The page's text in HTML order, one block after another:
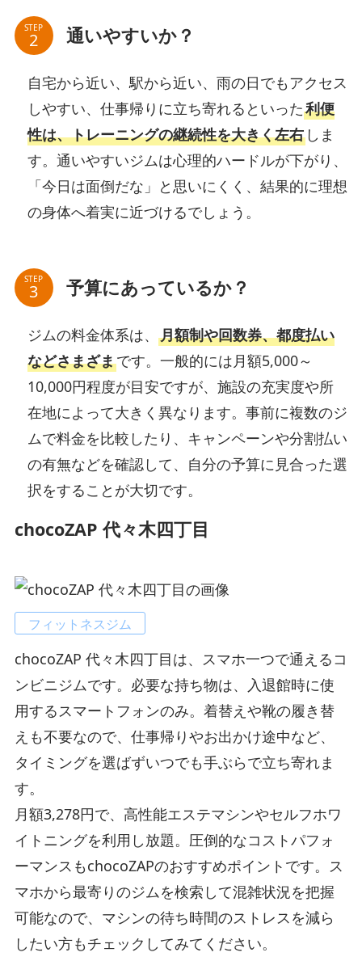
STEP 通いやすいか？
自宅から近い、駅から近い、雨の日でもアクセス
しやすい、仕事帰りに立ち寄れるといった利便
性は、トレーニングの継続性を大きく左右しま
す。通いやすいジムは心理的ハードルが下がり、
「今日は面倒だな」と思いにくく、結果的に理想
の身体へ着実に近づけるでしょう。
STEP 予算にあっているか？
ジムの料金体系は、 月額制や回数券、都度払い
などさまざまです。一般的には月額5,000～
10,000円程度が目安ですが、施設の充実度や所
在地によって大きく異なります。事前に複数のジ
ムで料金を比較したり、キャンペーンや分割払い
の有無などを確認して、自分の予算に見合った選
択をすることが大切です。
chocoZAP 代々木四丁目
フィットネスジム
chocoZAP 代々木四丁目は、スマホ一つで通えるコ
ンビニジムです。必要な持ち物は、入退館時に使
用するスマートフォンのみ。着替えや靴の履き替
えも不要なので、仕事帰りやお出かけ途中など、
タイミングを選ばずいつでも手ぶらで立ち寄れま
す。
月額3,278円で、高性能エステマシンやセルフホワ
イトニングを利用し放題。圧倒的なコストパフォ
ーマンスもchocoZAPのおすすめポイントです。ス
マホから最寄りのジムを検索して混雑状況を把握
可能なので、マシンの待ち時間のストレスを減ら
したい方もチェックしてみてください。